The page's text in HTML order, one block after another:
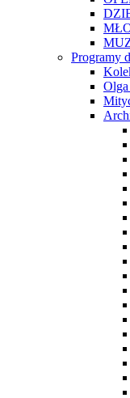
Programy